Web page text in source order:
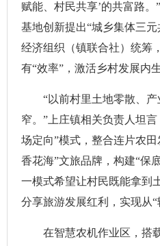
赋能、村民共享’的共富路。
基地创新提出“城乡集体三
经济组织（镇联合社）统筹
有“效率”，激活乡村发展内
“以前村里土地零散、产
窄。”上庄镇相关负责人坦
场定向”模式，整合连片农
香花海”文旅品牌，构建“保
一模式希望让村民既能拿到
分享旅游发展红利，实现从“
在智慧农机作业区，搭载